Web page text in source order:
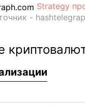
Strategy
-